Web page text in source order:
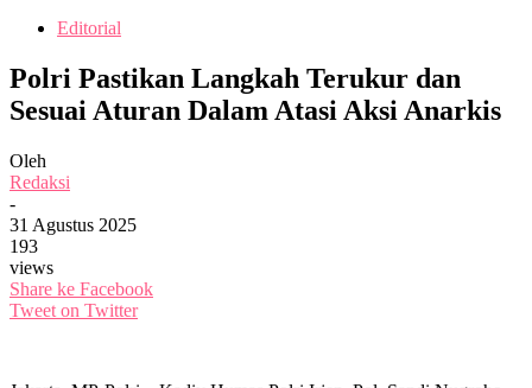
Editorial
Polri Pastikan Langkah Terukur dan
Sesuai Aturan Dalam Atasi Aksi Anarkis
Oleh
Redaksi
-
31 Agustus 2025
193
views
Share ke Facebook
Tweet on Twitter